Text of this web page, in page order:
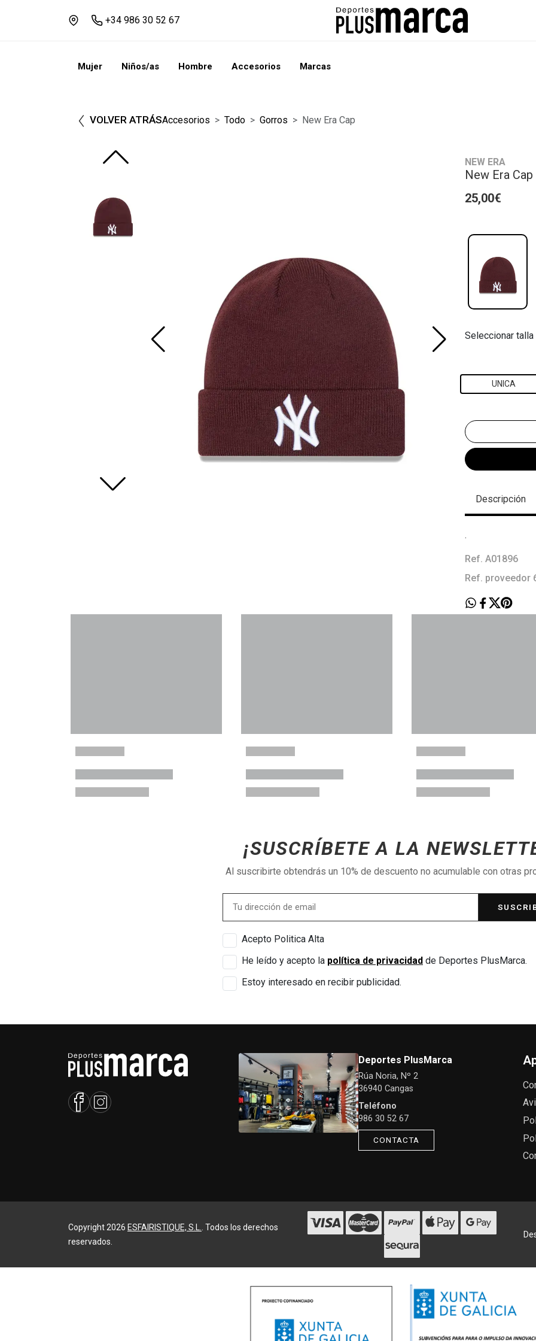
+34 986 30 52 67
Mujer Niños/as Hombre Accesorios Marcas
VOLVER ATRÁSAccesorios Todo Gorros New Era Cap
NEW ERA
New Era Cap
25,00€
Seleccionar talla
UNICA
Descripción
.
Ref. A01896
Ref. proveedor
¡SUSCRÍBETE A LA
Al suscribirte obtendrás un 10% de descuento no acumulable con otras
Acepto Politica Alta
He leído y acepto la política de privacidad de Deportes PlusMarca.
Estoy interesado en recibir publicidad.
Deportes PlusMarca
Rúa Noria, Nº 2
36940 Cangas
Teléfono
986 30 52 67
CONTACTA
Copyright 2026 ESFAIRISTIQUE, S.L.
. Todos los derechos
reservados.